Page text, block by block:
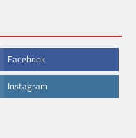
Facebook
Instagram